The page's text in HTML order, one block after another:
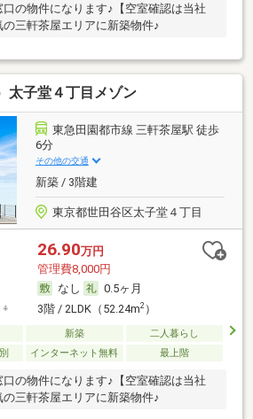
口の物件になります♪【空室確認は当社
の三軒茶屋エリアに新築物件♪
太子堂４丁目メゾン
東急田園都市線 三軒茶屋駅 徒歩
6分
その他の交通
新築 / 3階建
東京都世田谷区太子堂４丁目
26.90万円
管理費8,000円
なし
0.5ヶ月
3階 / 2LDK（52.24m2）
新築
二人暮らし
インターネット無料 最上階
口の物件になります♪【空室確認は当社
の三軒茶屋エリアに新築物件♪